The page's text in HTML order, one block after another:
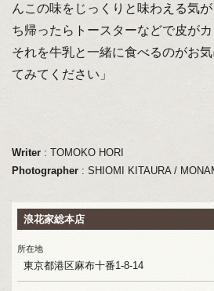
んこの味をじっくりと味わえる気
ち帰ったらトースターなどで皮がカ
それを牛乳と一緒に食べるのがお
てみてください」
Writer: TOMOKO HORI
Photographer: SHIOMI KITAURA /
浪花家総本店
所在地
東京都港区麻布十番1-8-14